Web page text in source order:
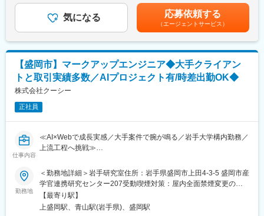
岩手銀行：コーポレートサイト・アプリ ※IWATE ADC
Competition&Award受賞
◇制作実績：https://coosy.co.jp/work/
■当社について：
当社は、Web制作会社として25年間に渡り、日本を代表するWeb
サービス、コーポレートサイト、Webメディアなど、多くのサイ
トを手掛けてきました。Webに関わるビジネスにおいて、様々な
変更の範囲：会社の定める業務
ナ設計
◇デザインディレクション
◇業務改善に向けた計画と実行
■組織構成：
＜デザイン部＞
岩手研究室…アートディレクター1名、デザイナー2名
東京本社…アートディレクター2名、デザイナー6名
毎週のデザイン部MTGでは、東京本社のメンバーとともに案件進
捗やナレッジ・トレンド・事例等のシェアなどを行なっていま
す。
日本郵便：コーポレートサイト
高島屋：公式オンラインストア
freee株式会社：コーポレートサイト／採用サイト
株式会社ツムラ：「ツムラ漢方記念館」プロモーションサイト
給与補足＞■昇給：年2回（4月・10月）■賞与：実績賞与（9月／
業績による）※別途皆勤手当1万円／月の支給あり賃金はあくまで
も目安の金額であり、選考を通じて上下する可能性があります。
月給(月額)は固定手当を含めた表記です。
気になる 応募依頼する
（エージェントサービス）
【盛岡市】マークアップエンジニア◆大手クライアン
トと取引実績多数／AIプロジェクト有/時差出勤OK◆
株式会社クーシー
正社員
仕事内容
≪AI×Webで成長実感／大手案件で腕が鳴る／岩手大学構内勤務／
上流工程へ挑戦≫
・デザイン再現性とレスポンシブ調整を突き詰め、UI改善など成
果が目に見えるやりがい
・完全週休二日と年間休日120日以上、平均残業約15時間で生活
と学習の両立がしやすい
・デザイナーやディレクターと近い距離で協働でき、風通しがよ
勤務地
＜勤務地詳細＞岩手研究室住所：岩手県盛岡市上田4-3-5 盛岡市産
学官連携研究センター207受動喫煙対策：屋内全面禁煙変更の範
囲：会社の定める事業所（リモートワーク含む）
【最寄り駅】
上盛岡駅、青山駅(岩手県)、盛岡駅